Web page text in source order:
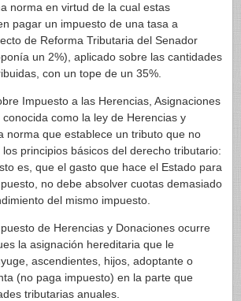
norma en virtud de la cual estas
pagar un impuesto de una tasa a
de Reforma Tributaria del Senador
un 2%), aplicado sobre las cantidades
con un tope de un 35%.
Impuesto a las Herencias, Asignaciones
como la ley de Herencias y
norma que establece un tributo que no
principios básicos del derecho tributario:
es, que el gasto que hace el Estado para
no debe absolver cuotas demasiado
del mismo impuesto.
de Herencias y Donaciones ocurre
la asignación hereditaria que le
ascendientes, hijos, adoptante o
(no paga impuesto) en la parte que
tributarias anuales.